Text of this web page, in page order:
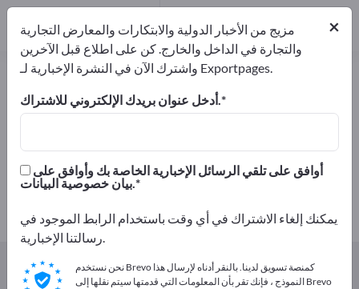
الخضراوات – اعثر على الشركات
المصنعة والموردين
موزعون
من المصنعين9
موزعون 1
Exportpages المأكولات و المشروبات
×
مزيج من الأخبار الدولية والابتكارات والمعارض التجارية
والتجارة في الداخل والخارج. كن على اطلاع قبل الآخرين
واشترك الآن في النشرة الإخبارية لـ Exportpages.
أدخل عنوان بريدك الإلكتروني للاشتراك.
بيان خصوصية البيانات.
يمكنك إلغاء الاشتراك في أي وقت باستخدام الرابط الموجود في
رسالتنا الإخبارية.
نحن نستخدم Brevo كمنصة تسويق لدينا. بالنقر أدناه لإرسال هذا
النموذج ، فإنك تقر بأن المعلومات التي قدمتها سيتم نقلها إلى Brevo